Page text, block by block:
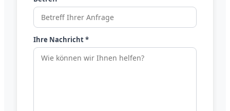
Ihre Nachricht *